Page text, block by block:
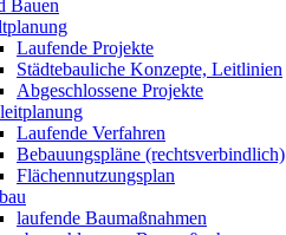
Bauen
Laufende Projekte
Städtebauliche Konzepte, Leitlinien
Abgeschlossene Projekte
Laufende Verfahren
Bebauungspläne (rechtsverbindlich)
Flächennutzungsplan
laufende Baumaßnahmen